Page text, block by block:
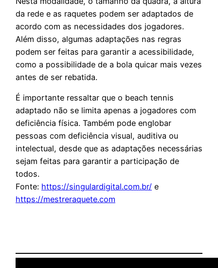
da rede e as raquetes podem ser adaptados de
acordo com as necessidades dos jogadores.
Além disso, algumas adaptações nas regras
podem ser feitas para garantir a acessibilidade,
como a possibilidade de a bola quicar mais vezes
antes de ser rebatida.
É importante ressaltar que o beach tennis
adaptado não se limita apenas a jogadores com
deficiência física. Também pode englobar
pessoas com deficiência visual, auditiva ou
intelectual, desde que as adaptações necessárias
sejam feitas para garantir a participação de
todos.
Fonte: https://singulardigital.com.br/ e
https://mestreraquete.com